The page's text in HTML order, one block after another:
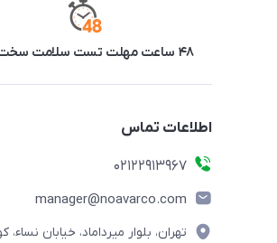
۴۸ ساعت مهلت تست سلامت سخت‌افزار
اطلاعات تماس
02122913967
manager@noavarco.com
تهران، بلوار میرداماد، خیابان